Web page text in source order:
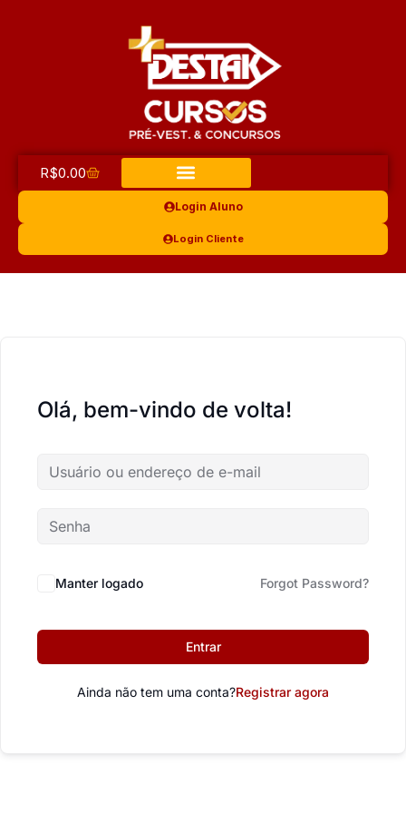
R$0.00
Login Aluno
Login Cliente
Olá, bem-vindo de volta!
Manter logado Forgot Password?
Entrar
Ainda não tem uma conta?Registrar agora